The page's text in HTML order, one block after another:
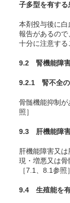
子多型を有する
本剤投与後に
報告があるの
十分に注意する
9.2 腎機能障
9.2.1 腎不全の
骨髄機能抑制
照］
9.3 肝機能障
肝機能障害又
現・増悪又は骨
［7.1、8.1参照］
9.4 生殖能を